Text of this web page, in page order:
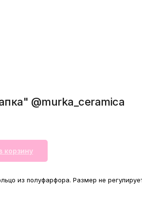
@murka_ceramica
корзину
из полуфарфора. Размер не